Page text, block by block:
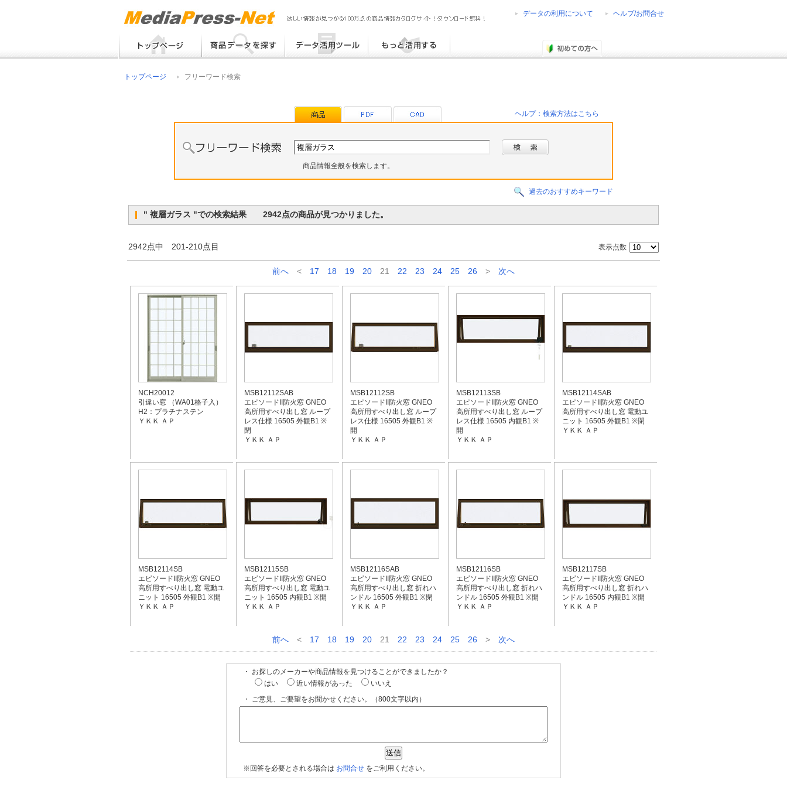
データの利用について ヘルプ/お問合せ
メーカー別検索
提案書ひな型ライブラリ
帳票ひな型ライブラリ
トップページ フリーワード検索
ヘルプ：検索方法はこちら
商品情報全般を検索します。
過去のおすすめキーワード
" 複層ガラス "での検索結果 2942点の商品が見つかりました。
2942点中 201-210点目 表示点数
前へ < 17 18 19 20 21 22 23 24 25 26 > 次へ
NCH20012
引違い窓 （WA01格子入）
H2：プラチナステン
ＹＫＫ ＡＰ
MSB12112SAB
エピソードII防火窓 GNEO
高所用すべり出し窓 ループ
レス仕様 16505 外観B1 ※
閉
ＹＫＫ ＡＰ
MSB12112SB
エピソードII防火窓 GNEO
高所用すべり出し窓 ループ
レス仕様 16505 外観B1 ※
開
ＹＫＫ ＡＰ
MSB12113SB
エピソードII防火窓 GNEO
高所用すべり出し窓 ループ
レス仕様 16505 内観B1 ※
開
ＹＫＫ ＡＰ
MSB12114SAB
エピソードII防火窓 GNEO
高所用すべり出し窓 電動ユ
ニット 16505 外観B1 ※閉
ＹＫＫ ＡＰ
MSB12114SB
エピソードII防火窓 GNEO
高所用すべり出し窓 電動ユ
ニット 16505 外観B1 ※開
ＹＫＫ ＡＰ
MSB12115SB
エピソードII防火窓 GNEO
高所用すべり出し窓 電動ユ
ニット 16505 内観B1 ※開
ＹＫＫ ＡＰ
MSB12116SAB
エピソードII防火窓 GNEO
高所用すべり出し窓 折れハ
ンドル 16505 外観B1 ※閉
ＹＫＫ ＡＰ
MSB12116SB
エピソードII防火窓 GNEO
高所用すべり出し窓 折れハ
ンドル 16505 外観B1 ※開
ＹＫＫ ＡＰ
MSB12117SB
エピソードII防火窓 GNEO
高所用すべり出し窓 折れハ
ンドル 16505 内観B1 ※開
ＹＫＫ ＡＰ
前へ < 17 18 19 20 21 22 23 24 25 26 > 次へ
・ お探しのメーカーや商品情報を見つけることができましたか？
はい
近い情報があった
いいえ
・ ご意見、ご要望をお聞かせください。（800文字以内）
※回答を必要とされる場合は お問合せをご利用ください。